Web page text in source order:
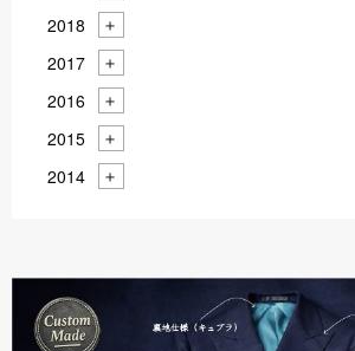
2018
2017
2016
2015
2014